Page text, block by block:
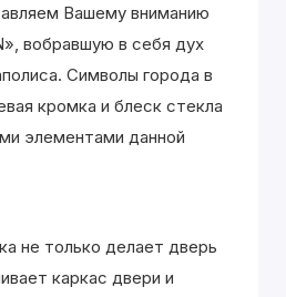
Вашему вниманию
вобравшую в себя дух
Символы города в
кромка и блеск стекла
элементами данной
не только делает дверь
каркас двери и